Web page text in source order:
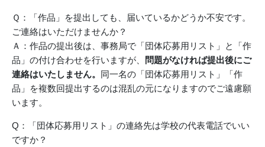
Ｑ：「作品」を提出しても、届いているかどうか不安です。
ご連絡はいただけませんか？
Ａ：作品の提出後は、事務局で「団体応募用リスト」と「作
品」の付け合わせを行いますが、
問題がなければ提出後にご
連絡はいたしません。 同一名の「団体応募用リスト」「作
品」を複数回提出するのは混乱の元になりますのでご遠慮願
います。
Q：「団体応募用リスト」の連絡先は学校の代表電話でいい
ですか？